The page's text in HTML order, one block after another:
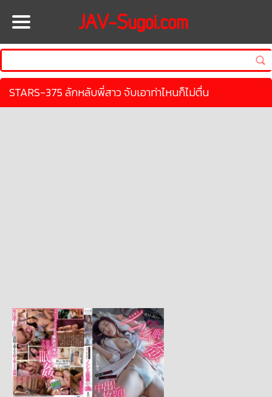
STARS-375 ลักหลับพี่สาว จับเอาท่าไหนก็ไม่ตื่น